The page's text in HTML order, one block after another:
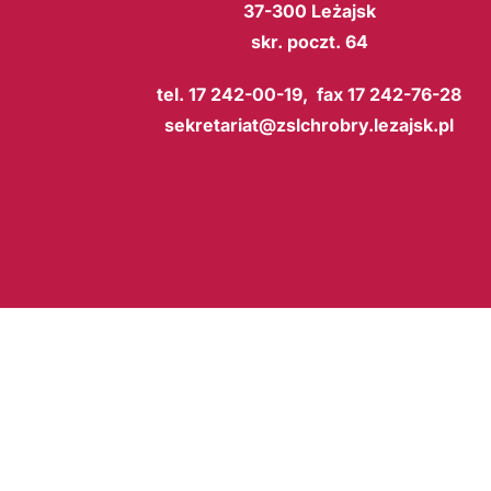
37-300 Leżajsk
skr. poczt. 64
tel. 17 242-00-19, fax 17 242-76-28
sekretariat@zslchrobry.lezajsk.pl